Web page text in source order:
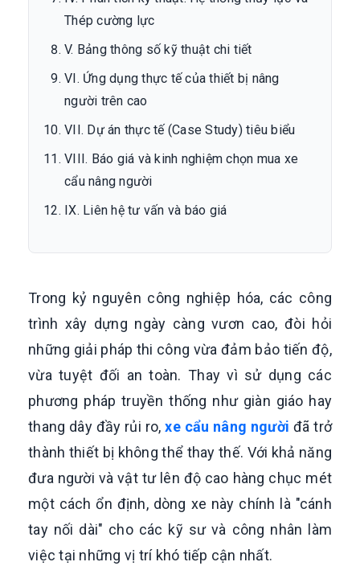
Thép cường lực
V. Bảng thông số kỹ thuật chi tiết
VI. Ứng dụng thực tế của thiết bị nâng
người trên cao
VII. Dự án thực tế (Case Study) tiêu biểu
VIII. Báo giá và kinh nghiệm chọn mua xe
cẩu nâng người
IX. Liên hệ tư vấn và báo giá
Trong kỷ nguyên công nghiệp hóa, các công
trình xây dựng ngày càng vươn cao, đòi hỏi
những giải pháp thi công vừa đảm bảo tiến độ,
vừa tuyệt đối an toàn. Thay vì sử dụng các
phương pháp truyền thống như giàn giáo hay
thang dây đầy rủi ro,xe cẩu nâng người đã trở
thành thiết bị không thể thay thế. Với khả năng
đưa người và vật tư lên độ cao hàng chục mét
một cách ổn định, dòng xe này chính là "cánh
tay nối dài" cho các kỹ sư và công nhân làm
việc tại những vị trí khó tiếp cận nhất.